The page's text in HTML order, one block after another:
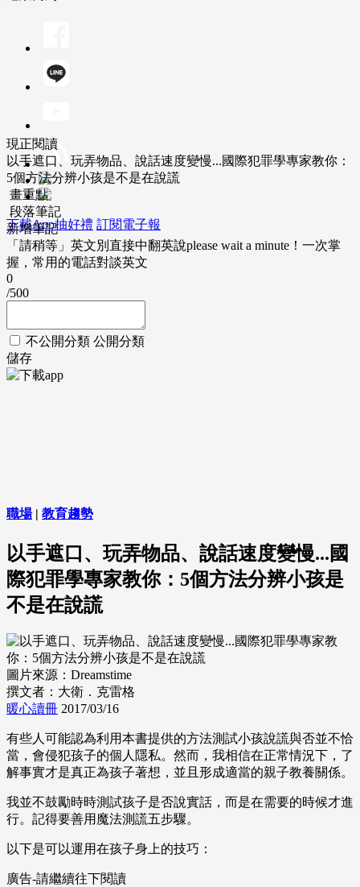
下載App抽好禮 訂閱電子報
現正閱讀
以手遮口、玩弄物品、說話速度變慢...國際犯罪學專家教你：
5個方法分辨小孩是不是在說謊
畫重點
段落筆記
新增筆記
「請稍等」英文別直接中翻英說please wait a minute！一次掌
握，常用的電話對談英文
0
/500
不公開分類 公開分類
儲存
職場| 教育趨勢
以手遮口、玩弄物品、說話速度變慢...國
際犯罪學專家教你：5個方法分辨小孩是
不是在說謊
圖片來源：Dreamstime
撰文者：大衛．克雷格
暖心讀冊 2017/03/16
有些人可能認為利用本書提供的方法測試小孩說謊與否並不恰
當，會侵犯孩子的個人隱私。然而，我相信在正常情況下，了
解事實才是真正為孩子著想，並且形成適當的親子教養關係。
我並不鼓勵時時測試孩子是否說實話，而是在需要的時候才進
行。記得要善用魔法測謊五步驟。
以下是可以運用在孩子身上的技巧：
廣告-請繼續往下閱讀